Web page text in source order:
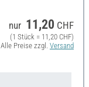
nur 11,20 CHF
(1 Stück = 11,20 CHF)
Alle Preise zzgl. Versand